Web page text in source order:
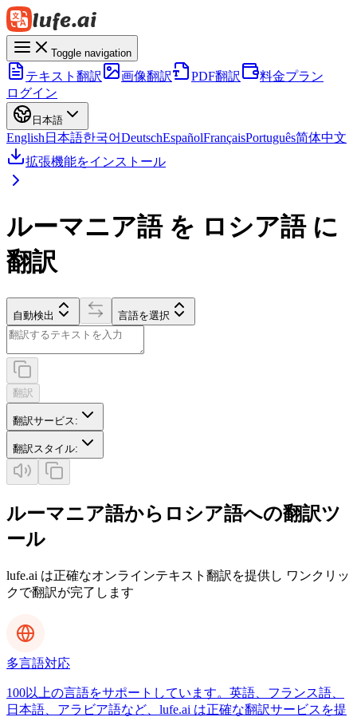
Toggle navigation
テキスト翻訳 画像翻訳 PDF翻訳
料金プラン
ログイン
日本語
English 日本語한국어DeutschEspañolFrançaisPortuguês简体中文
拡張機能をインストール
ルーマニア語 を ロシア語 に
翻訳
自動検出 言語を選択
翻訳
翻訳サービス :
翻訳スタイル:
ルーマニア語からロシア語への翻訳ツ
ール
lufe.ai は正確なオンラインテキスト翻訳を提供し ワンクリッ
クで翻訳が完了します
多言語対応
100以上の言語をサポートしています。英語、フランス語、
日本語、アラビア語など、lufe.ai は正確な翻訳サービスを提